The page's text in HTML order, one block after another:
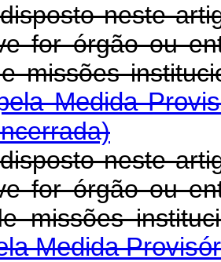
neste
for órgão ou
missões
Medida
neste
for órgão ou
missões
Medida